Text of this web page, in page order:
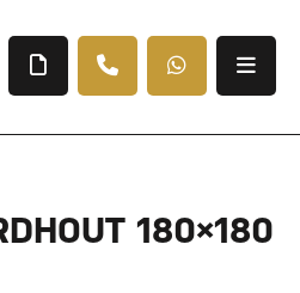
180×180